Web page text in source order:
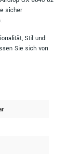
sicher
Stil und
Sie sich von